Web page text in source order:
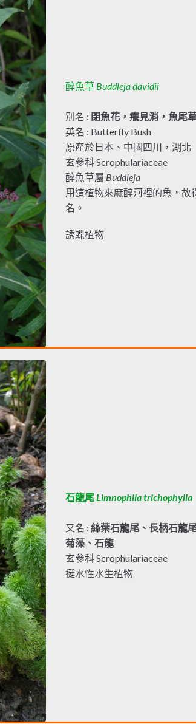
醉魚草 Buddleja davidii
別名 : 閉魚花，癢見消，魚尾
英名 : Butterfly Bush
原產於日本、中國四川，湖北
玄參科 Scrophulariaceae
醉魚草屬 Buddleja
用這植物來麻醉河裡的魚，故
名。
誘蝶植物
石龍尾Limnophila trichophylla
又名 : 絲葉石龍尾、長柄石龍
菊藻、石龍
玄參科 Scrophulariaceae
挺水性水生植物